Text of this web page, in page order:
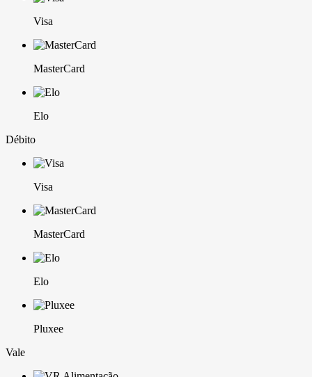
Visa
MasterCard
Elo
Débito
Visa
MasterCard
Elo
Pluxee
Vale